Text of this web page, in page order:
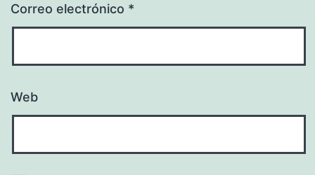
Correo electrónico *
Web